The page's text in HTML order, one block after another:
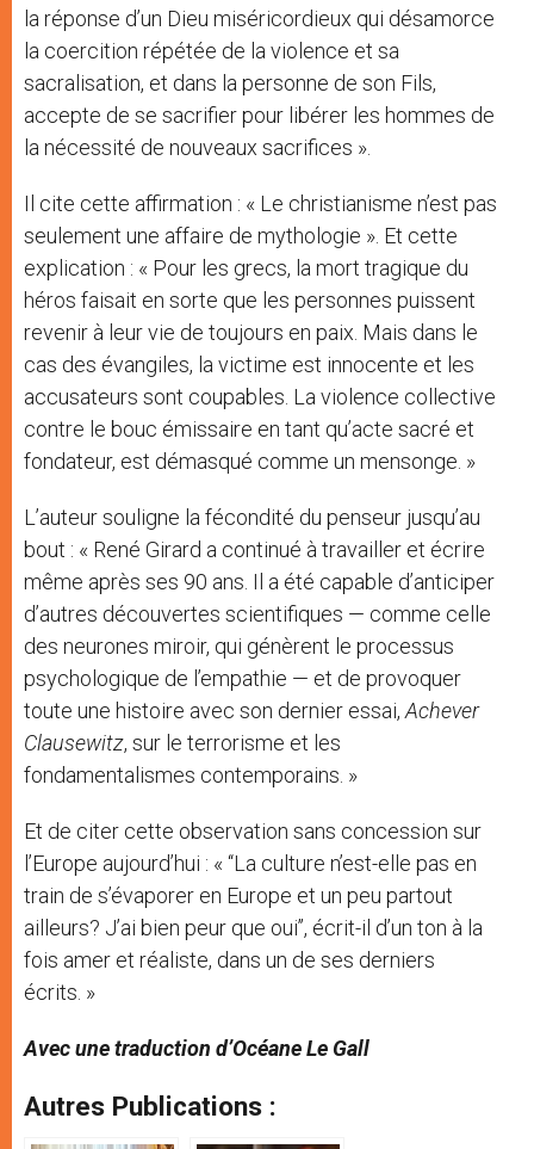
la réponse d’un Dieu miséricordieux qui désamorce
la coercition répétée de la violence et sa
sacralisation, et dans la personne de son Fils,
accepte de se sacrifier pour libérer les hommes de
la nécessité de nouveaux sacrifices ».
Il cite cette affirmation : « Le christianisme n’est pas
seulement une affaire de mythologie ». Et cette
explication : « Pour les grecs, la mort tragique du
héros faisait en sorte que les personnes puissent
revenir à leur vie de toujours en paix. Mais dans le
cas des évangiles, la victime est innocente et les
accusateurs sont coupables. La violence collective
contre le bouc émissaire en tant qu’acte sacré et
fondateur, est démasqué comme un mensonge. »
L’auteur souligne la fécondité du penseur jusqu’au
bout : « René Girard a continué à travailler et écrire
même après ses 90 ans. Il a été capable d’anticiper
d’autres découvertes scientifiques — comme celle
des neurones miroir, qui génèrent le processus
psychologique de l’empathie — et de provoquer
toute une histoire avec son dernier essai, Achever
Clausewitz, sur le terrorisme et les
fondamentalismes contemporains. »
Et de citer cette observation sans concession sur
l’Europe aujourd’hui : « ‘‘La culture n’est-elle pas en
train de s’évaporer en Europe et un peu partout
ailleurs? J’ai bien peur que oui’’, écrit-il d’un ton à la
fois amer et réaliste, dans un de ses derniers
écrits. »
Avec une traduction d’Océane Le Gall
Autres Publications :